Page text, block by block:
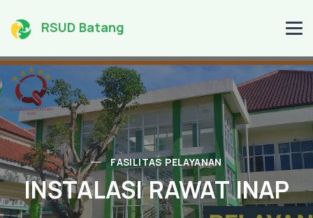
RSUD Batang
FASILITAS PELAYANAN
INSTALASI RAWAT INAP